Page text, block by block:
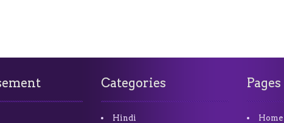
Categories
Hindi
Pages
Home